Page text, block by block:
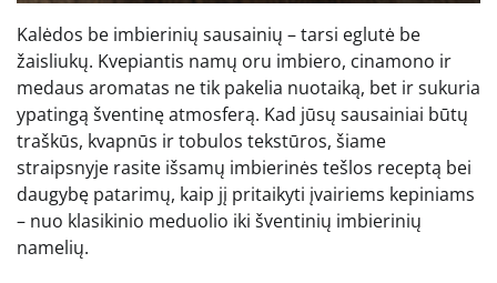
Kalėdos be imbierinių sausainių – tarsi eglutė be
žaisliukų. Kvepiantis namų oru imbiero, cinamono ir
medaus aromatas ne tik pakelia nuotaiką, bet ir sukuria
ypatingą šventinę atmosferą. Kad jūsų sausainiai būtų
traškūs, kvapnūs ir tobulos tekstūros, šiame
straipsnyje rasite išsamų imbierinės tešlos receptą bei
daugybę patarimų, kaip jį pritaikyti įvairiems kepiniams
– nuo klasikinio meduolio iki šventinių imbierinių
namelių.